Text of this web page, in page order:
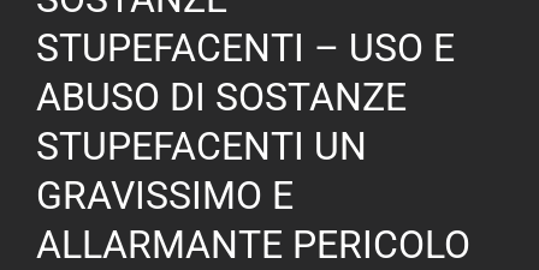
DEL
SINISTRO
STRADALE:
DELL’INNOVAZIONE
STUPEFACENTI – USO E
ABUSO DI SOSTANZE
STUPEFACENTI UN
GRAVISSIMO E
ALLARMANTE PERICOLO